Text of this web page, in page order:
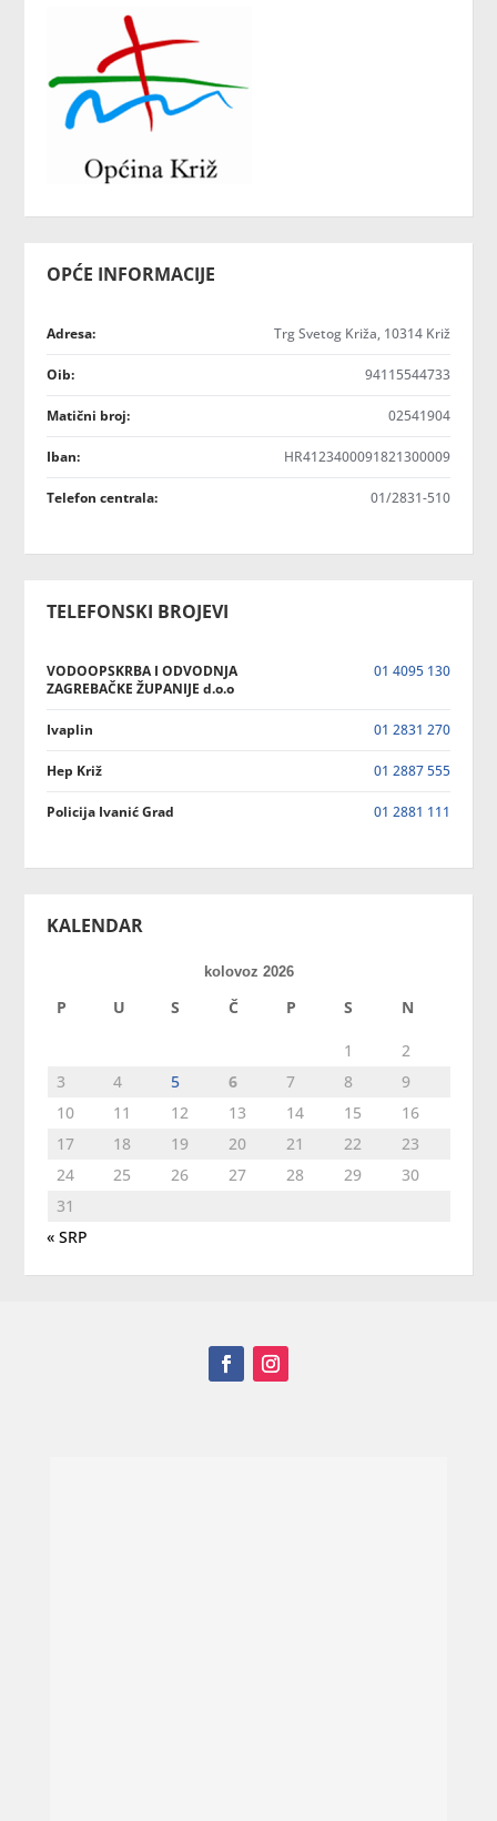
OPĆE INFORMACIJE
Adresa: Trg Svetog Križa, 10314 Križ
Oib: 94115544733
Matični broj: 02541904
Iban: HR4123400091821300009
Telefon centrala: 01/2831-510
TELEFONSKI BROJEVI
VODOOPSKRBA I ODVODNJA
ZAGREBAČKE ŽUPANIJE d.o.o
01 4095 130
Ivaplin 01 2831 270
Hep Križ 01 2887 555
Policija Ivanić Grad 01 2881 111
KALENDAR
kolovoz 2026
P U S Č P S N
1
2
3
4 5 6 7 8
9
10
11 12 13 14 15
16
17
18 19 20 21 22
23
24
25 26 27 28 29
30
31
« SRP